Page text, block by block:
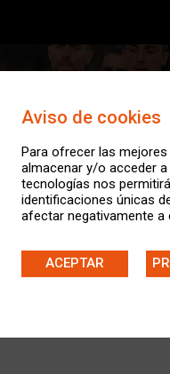
Aviso de cookies
Para ofrecer las
almacenar y/o acceder
tecnologías nos
identificaciones únicas
afectar negativamente
ACEPTAR
LICENCIAS